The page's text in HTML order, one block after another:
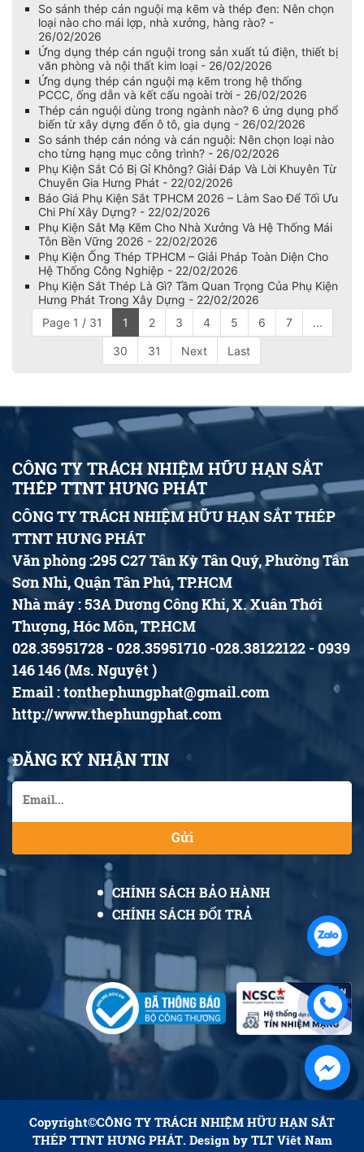
So sánh thép cán nguội mạ kẽm và thép đen: Nên chọn
loại nào cho mái lợp, nhà xưởng, hàng rào? -
26/02/2026
Ứng dụng thép cán nguội trong sản xuất tủ điện, thiết bị
văn phòng và nội thất kim loại - 26/02/2026
Ứng dụng thép cán nguội mạ kẽm trong hệ thống
PCCC, ống dẫn và kết cấu ngoài trời - 26/02/2026
Thép cán nguội dùng trong ngành nào? 6 ứng dụng phổ
biến từ xây dựng đến ô tô, gia dụng - 26/02/2026
So sánh thép cán nóng và cán nguội: Nên chọn loại nào
cho từng hạng mục công trình? - 26/02/2026
Phụ Kiện Sắt Có Bị Gỉ Không? Giải Đáp Và Lời Khuyên Từ
Chuyên Gia Hưng Phát - 22/02/2026
Báo Giá Phụ Kiện Sắt TPHCM 2026 – Làm Sao Để Tối Ưu
Chi Phí Xây Dựng? - 22/02/2026
Phụ Kiện Sắt Mạ Kẽm Cho Nhà Xưởng Và Hệ Thống Mái
Tôn Bền Vững 2026 - 22/02/2026
Phụ Kiện Ống Thép TPHCM – Giải Pháp Toàn Diện Cho
Hệ Thống Công Nghiệp - 22/02/2026
Phụ Kiện Sắt Thép Là Gì? Tầm Quan Trọng Của Phụ Kiện
Hưng Phát Trong Xây Dựng - 22/02/2026
Page 1 / 31
1 2 3 4 5 6 7 ...
30 31 Next Last
CÔNG TY TRÁCH NHIỆM HỮU HẠN SẮT
THÉP TTNT HƯNG PHÁT
CÔNG TY TRÁCH NHIỆM HỮU HẠN SẮT THÉP
TTNT HƯNG PHÁT
Văn phòng :295 C27 Tân Kỳ Tân Quý, Phường Tân
Sơn Nhì, Quận Tân Phú, TP.HCM
Nhà máy : 53A Dương Công Khi, X. Xuân Thới
Thượng, Hóc Môn, TP.HCM
028.35951728 - 028.35951710 -028.38122122 - 0939
146 146 (Ms. Nguyệt )
Email : tonthephungphat@gmail.com
http://www.thephungphat.com
ĐĂNG KÝ NHẬN TIN
Gửi
CHÍNH SÁCH BẢO HÀNH
CHÍNH SÁCH ĐỔI TRẢ
Copyright©CÔNG TY TRÁCH NHIỆM HỮU HẠN SẮT
THÉP TTNT HƯNG PHÁT. Design by TLT Viêt Nam